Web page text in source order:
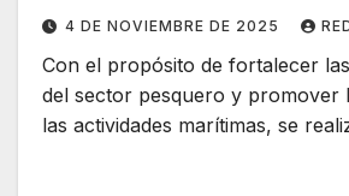
4 DE NOVIEMBRE DE 2025
Con el propósito de fortalecer
del sector pesquero y promover
las actividades marítimas, se